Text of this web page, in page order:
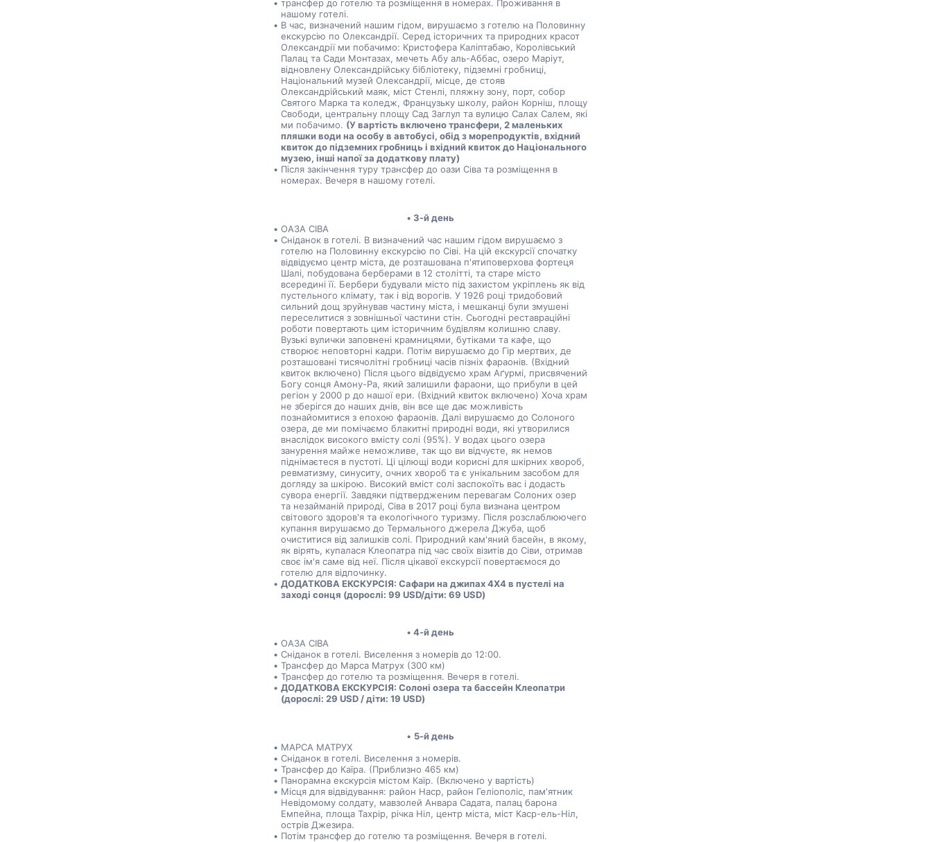
трансфер до готелю та розміщення в номерах. Проживання в
нашому готелі.
В час, визначений нашим гідом, вирушаємо з готелю на Половинну
екскурсію по Олександрії. Серед історичних та природних красот
Олександрії ми побачимо: Кристофера Каліптабаю, Королівський
Палац та Сади Монтазах, мечеть Абу аль-Аббас, озеро Маріут,
відновлену Олександрійську бібліотеку, підземні гробниці,
Національний музей Олександрії, місце, де стояв
Олександрійський маяк, міст Стенлі, пляжну зону, порт, собор
Святого Марка та коледж, Французьку школу, район Корніш, площу
Свободи, центральну площу Сад Заглул та вулицю Салах Салем, які
ми побачимо. (У вартість включено трансфери, 2 маленьких
пляшки води на особу в автобусі, обід з морепродуктів, вхідний
квиток до підземних гробниць і вхідний квиток до Національного
музею, інші напої за додаткову плату)
Після закінчення туру трансфер до оази Сіва та розміщення в
номерах. Вечеря в нашому готелі.
3-й день
ОАЗА СІВА
Сніданок в готелі. В визначений час нашим гідом вирушаємо з
готелю на Половинну екскурсію по Сіві. На цій екскурсії спочатку
відвідуємо центр міста, де розташована п'ятиповерхова фортеця
Шалі, побудована берберами в 12 столітті, та старе місто
всередині її. Бербери будували місто під захистом укріплень як від
пустельного клімату, так і від ворогів. У 1926 році тридобовий
сильний дощ зруйнував частину міста, і мешканці були змушені
переселитися з зовнішньої частини стін. Сьогодні реставраційні
роботи повертають цим історичним будівлям колишню славу.
Вузькі вулички заповнені крамницями, бутіками та кафе, що
створює неповторні кадри. Потім вирушаємо до Гір мертвих, де
розташовані тисячолітні гробниці часів пізніх фараонів. (Вхідний
квиток включено) Після цього відвідуємо храм Аґурмі, присвячений
Богу сонця Амону-Ра, який залишили фараони, що прибули в цей
регіон у 2000 р до нашої ери. (Вхідний квиток включено) Хоча храм
не зберігся до наших днів, він все ще дає можливість
познайомитися з епохою фараонів. Далі вирушаємо до Солоного
озера, де ми помічаємо блакитні природні води, які утворилися
внаслідок високого вмісту солі (95%). У водах цього озера
занурення майже неможливе, так що ви відчуєте, як немов
піднімаєтеся в пустоті. Ці цілющі води корисні для шкірних хвороб,
ревматизму, синуситу, очних хвороб та є унікальним засобом для
догляду за шкірою. Високий вміст солі заспокоїть вас і додасть
сувора енергії. Завдяки підтвердженим перевагам Солоних озер
та незайманій природі, Сіва в 2017 році була визнана центром
світового здоров'я та екологічного туризму. Після розслаблюючего
купання вирушаємо до Термального джерела Джуба, щоб
очиститися від залишків солі. Природний кам'яний басейн, в якому,
як вірять, купалася Клеопатра під час своїх візитів до Сіви, отримав
своє ім'я саме від неї. Після цікавої екскурсії повертаємося до
готелю для відпочинку.
ДОДАТКОВА ЕКСКУРСІЯ: Сафари на джипах 4X4 в пустелі на
заході сонця (дорослі: 99 USD/діти: 69 USD)
4-й день
ОАЗА СІВА
Сніданок в готелі. Виселення з номерів до 12:00.
Трансфер до Марса Матрух (300 км)
Трансфер до готелю та розміщення. Вечеря в готелі.
ДОДАТКОВА ЕКСКУРСІЯ: Солоні озера та бассейн Клеопатри
(дорослі: 29 USD / діти: 19 USD)
5-й день
МАРСА МАТРУХ
Сніданок в готелі. Виселення з номерів.
Трансфер до Каїра. (Приблизно 465 км)
Панорамна екскурсія містом Каїр. (Включено у вартість)
Місця для відвідування: район Наср, район Геліополіс, пам'ятник
Невідомому солдату, мавзолей Анвара Садата, палац барона
Емпейна, площа Тахрір, річка Ніл, центр міста, міст Каср-ель-Ніл,
острів Джезира.
Потім трансфер до готелю та розміщення. Вечеря в готелі.